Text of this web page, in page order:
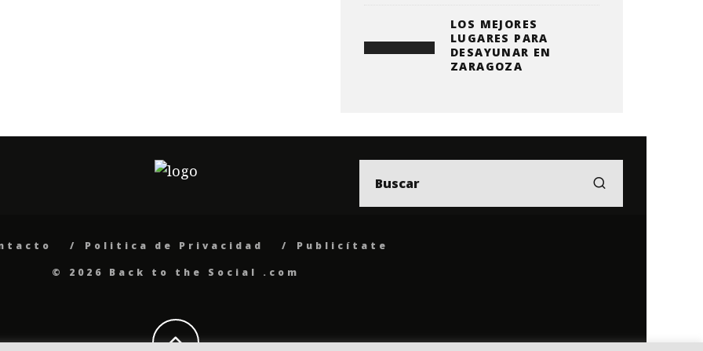
LOS MEJORES
LUGARES PARA
DESAYUNAR EN
ZARAGOZA
Politica de Privacidad
Publicítate
© 2026 Back to the Social .com